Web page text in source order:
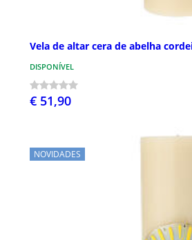
Vela de altar cera de abelha
DISPONÍVEL
€ 51,90
NOVIDADES